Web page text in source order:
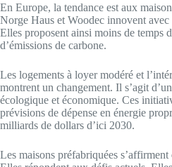
En Europe, la tendance est aux
Norge Haus et Woodec innovent avec
Elles proposent ainsi moins de temps
d’émissions de carbone.
Les logements à loyer modéré et
montrent un changement. Il s’agit
écologique et économique. Ces
prévisions de dépense en énergie
milliards de dollars d’ici 2030.
Les maisons préfabriquées